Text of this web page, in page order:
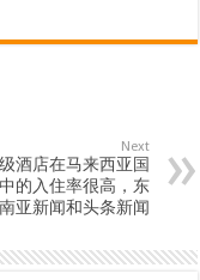
Next
酒店在马来西亚国
的入住率很高，东
南亚新闻和头条新闻